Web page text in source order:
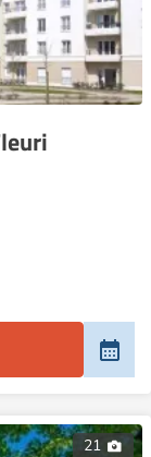
21